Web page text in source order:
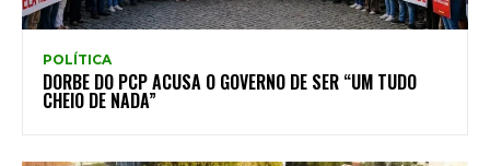
POLÍTICA
DORBE DO PCP ACUSA O GOVERNO DE SER “UM TUDO
CHEIO DE NADA”